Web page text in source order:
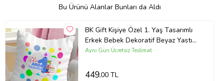
Bu Ürünü Alanlar Bunları da Aldı
BK Gift Kişiye Özel 1. Yaş Tasarımlı
Erkek Bebek Dekoratif Beyaz Yastık
- 2
Aynı Gün Ücretsiz Teslimat
449,00 TL